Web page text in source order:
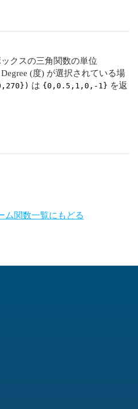
クスの三角関数の単位
(度) が選択されている場
は {0,0.5,1,0,-1} を返
ム関数一覧にもどる